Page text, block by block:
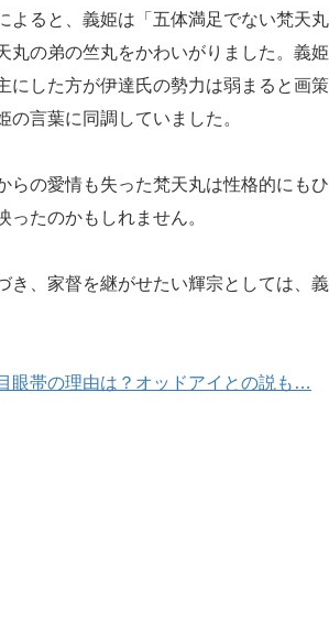
ると、義姫は「五体満足でない梵天
丸の弟の竺丸をかわいがりました。義
にした方が伊達氏の勢力は弱まると画
の言葉に同調していました。
の愛情も失った梵天丸は性格的にも
ったのかもしれません。
、家督を継がせたい輝宗としては、
眼帯の理由は？オッドアイとの説も…